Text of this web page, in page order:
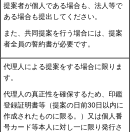
提案者が個人である場合も、法人等で
ある場合も提出してください。
また、共同提案を行う場合には、提案
者全員の誓約書が必要です。
代理人による提案をする場合に限りま
す。
代理人の真正性を確保するため、印鑑
登録証明書等（提案の日前30日以内に
作成されたものに限る。）又は個人番
号カード等本人に対し一に限り発行さ